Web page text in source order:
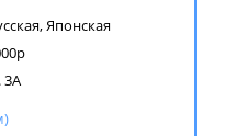
,Японская
3А